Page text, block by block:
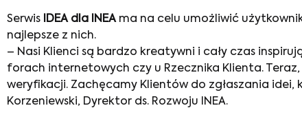
Serwis IDEA dla INEAma na celu umożliwić
najlepsze z nich.
– Nasi Klienci są bardzo kreatywni i cały czas
forach internetowych czy u Rzecznika Klienta.
weryfikacji. Zachęcamy Klientów do zgłaszania idei,
Korzeniewski, Dyrektor ds. Rozwoju INEA.